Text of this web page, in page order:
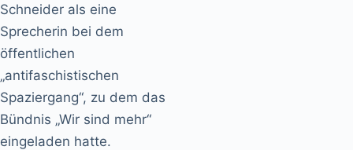
Schneider als eine
Sprecherin bei dem
öffentlichen
„antifaschistischen
Spaziergang“, zu dem das
Bündnis „Wir sind mehr“
eingeladen hatte.